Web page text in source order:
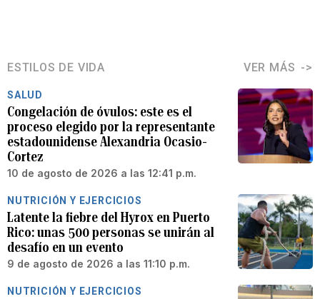
ESTILOS DE VIDA VER MÁS
SALUD
Congelación de óvulos: este es el
proceso elegido por la representante
estadounidense Alexandria Ocasio-
Cortez
10 de agosto de 2026 a las 12:41 p.m.
NUTRICIÓN Y EJERCICIOS
Latente la fiebre del Hyrox en Puerto
Rico: unas 500 personas se unirán al
desafío en un evento
9 de agosto de 2026 a las 11:10 p.m.
NUTRICIÓN Y EJERCICIOS